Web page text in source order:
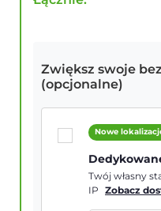
Zwiększ swoje
(opcjonalne)
Nowe
Twój własny
IP
Zobacz